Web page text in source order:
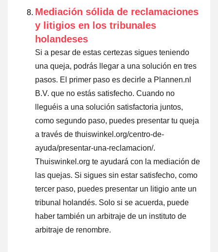
Mediación sólida de reclamaciones
y litigios en los tribunales
holandeses
Si a pesar de estas certezas sigues teniendo
una queja, podrás llegar a una solución en tres
pasos. El primer paso es decirle a Plannen.nl
B.V. que no estás satisfecho. Cuando no
lleguéis a una solución satisfactoria juntos,
como segundo paso, puedes presentar tu queja
a través de thuiswinkel.org/centro-de-
ayuda/presentar-una-reclamacion/.
Thuiswinkel.org te ayudará con la mediación de
las quejas. Si sigues sin estar satisfecho, como
tercer paso, puedes presentar un litigio ante un
tribunal holandés. Solo si se acuerda, puede
haber también un arbitraje de un instituto de
arbitraje de renombre.